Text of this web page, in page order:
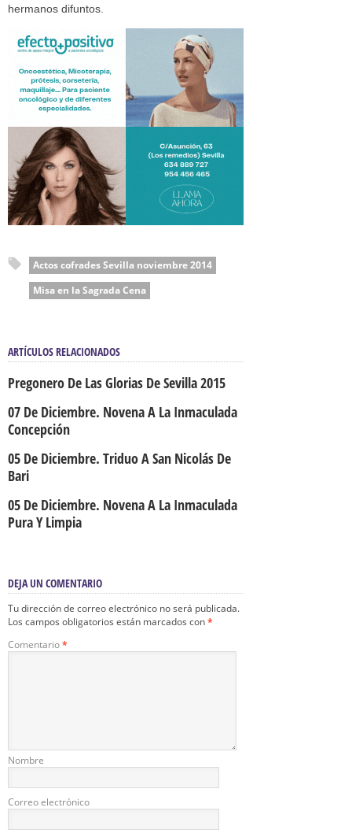
hermanos difuntos.
Actos cofrades Sevilla noviembre 2014
Misa en la Sagrada Cena
ARTÍCULOS RELACIONADOS
Pregonero De Las Glorias De Sevilla 2015
07 De Diciembre. Novena A La Inmaculada
Concepción
05 De Diciembre. Triduo A San Nicolás De
Bari
05 De Diciembre. Novena A La Inmaculada
Pura Y Limpia
DEJA UN COMENTARIO
Tu dirección de correo electrónico no será publicada.
Los campos obligatorios están marcados con*
Comentario*
Nombre
Correo electrónico